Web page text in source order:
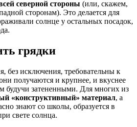
северной стороны (или, скажем,
сторонам). Это делается для
солнце у остальных посадок,
грядки
без исключения, требовательны к
получаются и крупнее, и вкуснее
будучи затененными. Для многих из
«конструктивный» материал, а
знают со школы, образуется в
свете солнца.